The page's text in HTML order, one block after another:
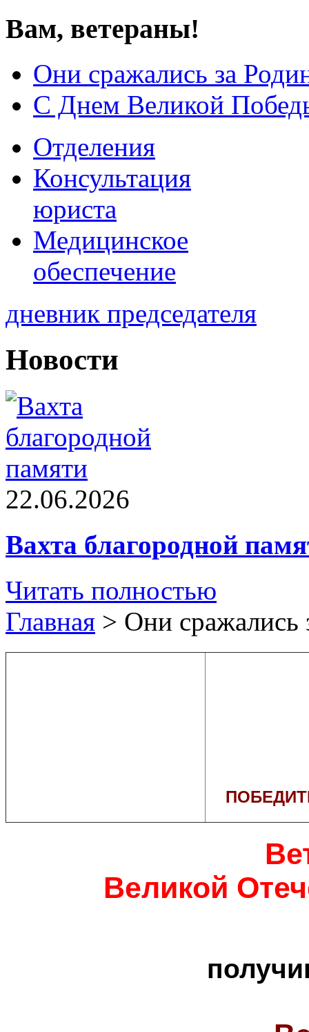
Вам, ветераны!
Они сражались за
С Днем Великой
Отделения
Консультация
юриста
Медицинское
обеспечение
дневник председателя
Новости
22.06.2026
Вахта благородной
Читать полностью
Главная > Они сражались
Великой